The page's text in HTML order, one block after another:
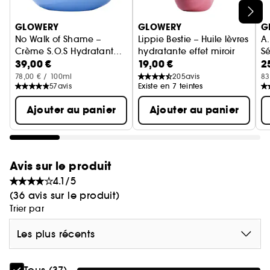
Formulation :
Gelée nettoyante
Ingrédients clés :
• Mandarine : Enzymes et antioxydants qui
exfolient et illuminent la peau en douceur.
• Niacinamide : Lisse la texture, réduit
l'apparence des pores et uniformise le teint.
• Vitamine C : Énergise et illumine pour un glow
frais et radieux.
Engagements :
Testé dermatologiquement · Végan* · Non-
comédogène·
Moonrise Dew rend le nettoyage aussi agréable
Ignorer le carrousel produits
GLOWERY
No Walk of Shame –
Crème S.O.S Hydratante
& Booster d'Éclat
39,00 €
78,00 € / 100ml
57avis
Ajouter au panier
GLOWERY
Lippie Bestie – Huile lèvres
hydratante effet miroir
19,00 €
205avis
Existe en 7 teintes
Ajouter au panier
à
Avis sur le produit
4.1/5
(36 avis sur le produit)
Trier par
Les plus récents